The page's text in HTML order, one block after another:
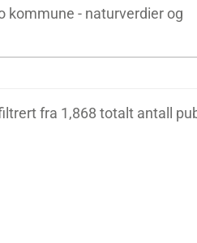
kommune - naturverdier og
fra 1,868 totalt antall